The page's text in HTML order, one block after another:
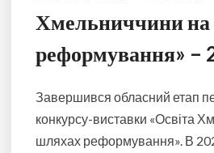
Хмельниччини
реформування» –
Завершився обласний етап
конкурсу-виставки «Освіта
шляхах реформування». В